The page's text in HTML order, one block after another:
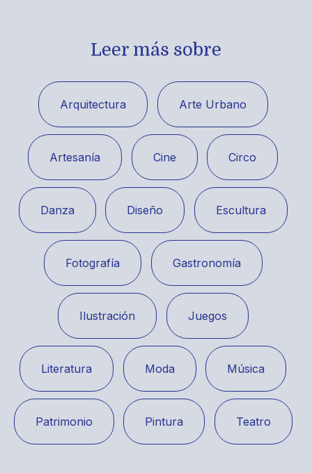
Leer más sobre
Arquitectura Arte Urbano
Artesanía Cine Circo
Danza Diseño Escultura
Fotografía Gastronomía
Ilustración Juegos
Literatura Moda Música
Patrimonio Pintura Teatro